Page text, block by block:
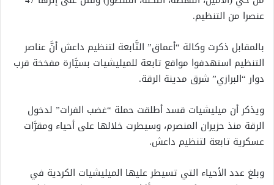
عنصرا من التنظيم.
بالمقابل ذكرت وكالة “أعماق” التَّابعة لتنظيم داعش أنَّ عناصر
التنظيم استهدفوا مواقع تابعة للميليشيات بسيَّارة مفخخة قرب
دوار “البرازي” شرق مدينة الرقة.
ويذكر أن ميليشيات قسد أطلقت حملة “غضب الفرات” لدخول
الرقة منذ حزيران المنصرم، وسيطرت خلالها على أحياء ومقرَّات
عسكرية تابعة لتنظيم داعش.
وبلغ عدد الأحياء التي تسيطر عليها الميليشيات الكردية في